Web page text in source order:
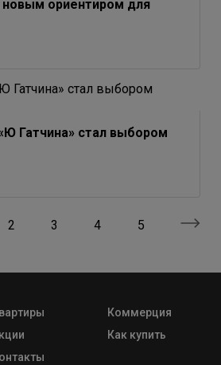
новым ориентиром для
Гатчина» стал выбором
2 3 4 5
Коммерция
Как купить